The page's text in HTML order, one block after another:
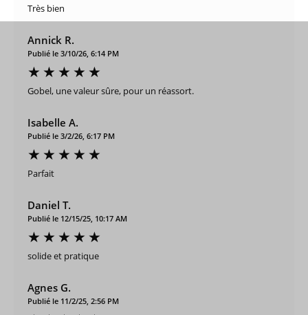
Très bien
Annick R.
Publié le 3/10/26, 6:14 PM
Gobel, une valeur sûre, pour un réassort.
Isabelle A.
Publié le 3/2/26, 6:17 PM
Parfait
Daniel T.
Publié le 12/15/25, 10:17 AM
solide et pratique
Agnes G.
Publié le 11/2/25, 2:56 PM